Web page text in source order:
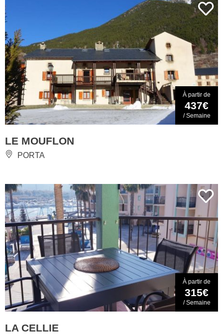
À partir de
437€
/ Semaine
LE MOUFLON
PORTA
À partir de
315€
/ Semaine
LA CELLIE